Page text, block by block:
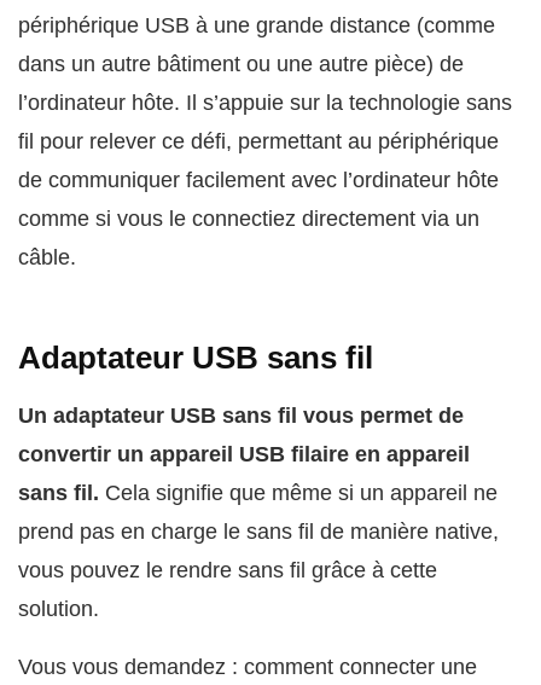
périphérique USB à une grande distance (comme
dans un autre bâtiment ou une autre pièce) de
l’ordinateur hôte. Il s’appuie sur la technologie sans
fil pour relever ce défi, permettant au périphérique
de communiquer facilement avec l’ordinateur hôte
comme si vous le connectiez directement via un
câble.
Adaptateur USB sans fil
Un adaptateur USB sans fil vous permet de
convertir un appareil USB filaire en appareil
sans fil. Cela signifie que même si un appareil ne
prend pas en charge le sans fil de manière native,
vous pouvez le rendre sans fil grâce à cette
solution.
Vous vous demandez : comment connecter une